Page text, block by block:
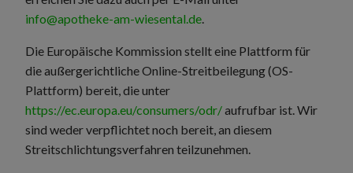
info@apotheke-am-wiesental.de.
Die Europäische Kommission stellt eine Plattform für
die außergerichtliche Online-Streitbeilegung (OS-
Plattform) bereit, die unter
https://ec.europa.eu/consumers/odr/aufrufbar ist. Wir
sind weder verpflichtet noch bereit, an diesem
Streitschlichtungsverfahren teilzunehmen.